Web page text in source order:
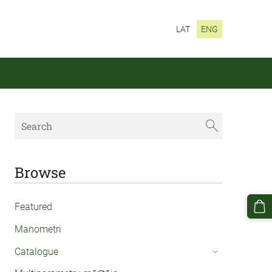
LAT ENG
Browse
Featured
Manometri
Catalogue
›